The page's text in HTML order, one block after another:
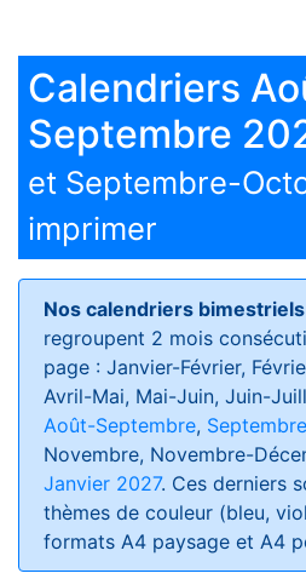
Calendriers
Septembre
et Septembre-
imprimer
Nos calendriers
regroupent 2 mois
page : Janvier-Février,
Avril-Mai, Mai-Juin, Juin-
Août-Septembre,
Novembre, Novembre-
Janvier 2027. Ces derniers
thèmes de couleur (bleu,
formats A4 paysage et A4